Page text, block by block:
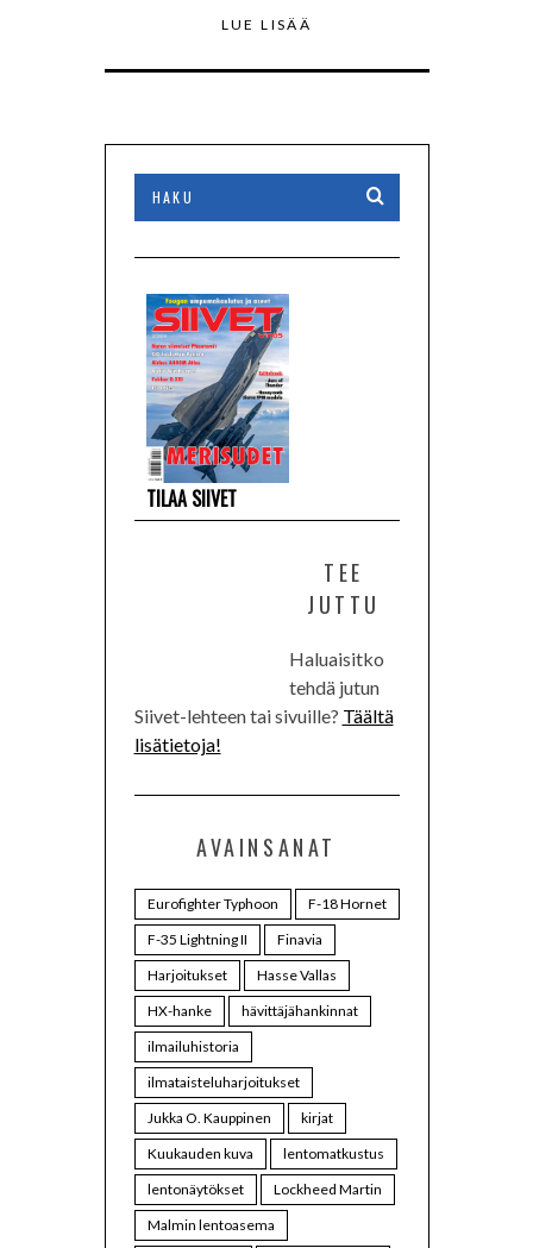
LUE LISÄÄ
TILAA SIIVET
TEE
JUTTU
Haluaisitko
tehdä jutun
Siivet-lehteen tai sivuille? Täältä
lisätietoja!
AVAINSANAT
Eurofighter Typhoon
F-18 Hornet
F-35 Lightning II
Finavia
Harjoitukset
Hasse Vallas
HX-hanke
hävittäjähankinnat
ilmailuhistoria
ilmataisteluharjoitukset
Jukka O. Kauppinen
kirjat
Kuukauden kuva
lentomatkustus
lentonäytökset
Lockheed Martin
Malmin lentoasema